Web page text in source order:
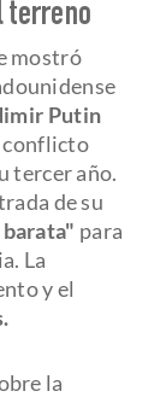
terreno
mostró
Putin
conflicto
tercer año.
de su
para
La
y el
la